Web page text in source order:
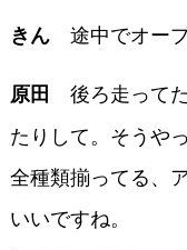
きん途中でオープ
原田 後ろ走って
たりして。そうや
全種類揃ってる、
いいですね。